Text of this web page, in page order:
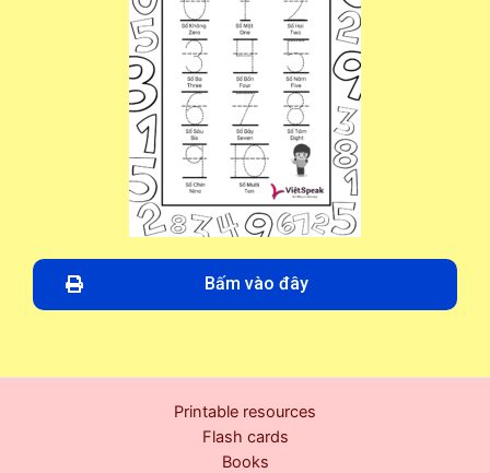
Bấm vào đây
Printable resources
Flash cards
Books